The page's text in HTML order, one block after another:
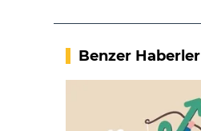
Benzer Haberler